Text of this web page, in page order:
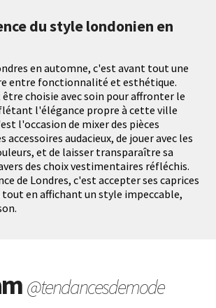
du style londonien en
en automne, c'est avant tout une
entre fonctionnalité et esthétique.
être choisie avec soin pour affronter le
l'élégance propre à cette ville
l'occasion de mixer des pièces
accessoires audacieux, de jouer avec les
et de laisser transparaître sa
des choix vestimentaires réfléchis.
de Londres, c'est accepter ses caprices
en affichant un style impeccable,
@tendancesdemode